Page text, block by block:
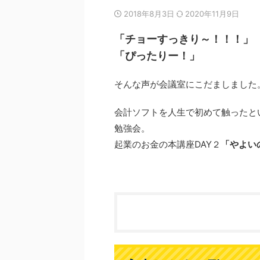
2018年8月3日 2020年11月9日
「チョーすっきり～！！！」
「ぴったりー！」
そんな声が会議室にこだましました。
会計ソフトを人生で初めて触った
勉強会。
起業のお金の本講座DAY２
「やよ